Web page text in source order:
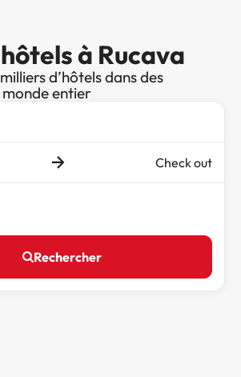
à Rucava
d’hôtels dans des
entier
Check out
Rechercher